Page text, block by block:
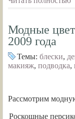
Модные
2009 года
Темы: блески,
макияж, подводка,
Рассмотрим
Роскошные